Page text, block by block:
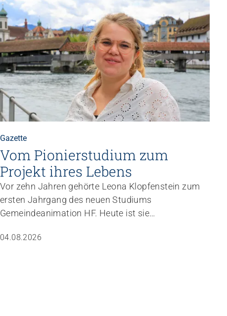
Gazette
Vom Pionierstudium zum
Projekt ihres Lebens
Vor zehn Jahren gehörte Leona Klopfenstein zum
ersten Jahrgang des neuen Studiums
Gemeindeanimation HF. Heute ist sie
Blauring Schweiz. Nachdem sie einen Anlass der
04.08.2026